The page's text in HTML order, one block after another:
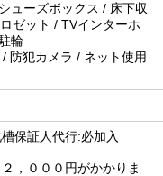
ューズボックス / 床下収
ゼット / TVインターホ
輪
防犯カメラ / ネット使用
保証人代行:必加入
，０００円がかかりま